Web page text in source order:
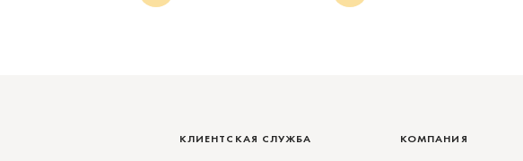
КЛИЕНТСКАЯ СЛУЖБА КОМПАНИЯ